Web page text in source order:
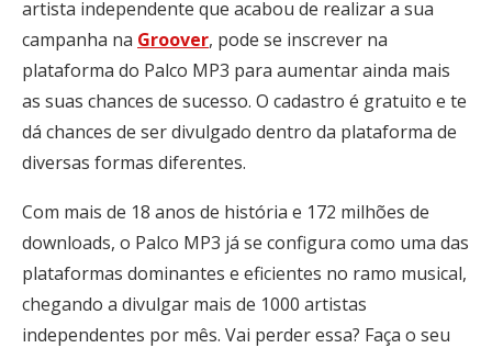
artista independente que acabou de realizar a sua
campanha na Groover, pode se inscrever na
plataforma do Palco MP3 para aumentar ainda mais
as suas chances de sucesso. O cadastro é gratuito e te
dá chances de ser divulgado dentro da plataforma de
diversas formas diferentes.
Com mais de 18 anos de história e 172 milhões de
downloads, o Palco MP3 já se configura como uma das
plataformas dominantes e eficientes no ramo musical,
chegando a divulgar mais de 1000 artistas
independentes por mês. Vai perder essa? Faça o seu